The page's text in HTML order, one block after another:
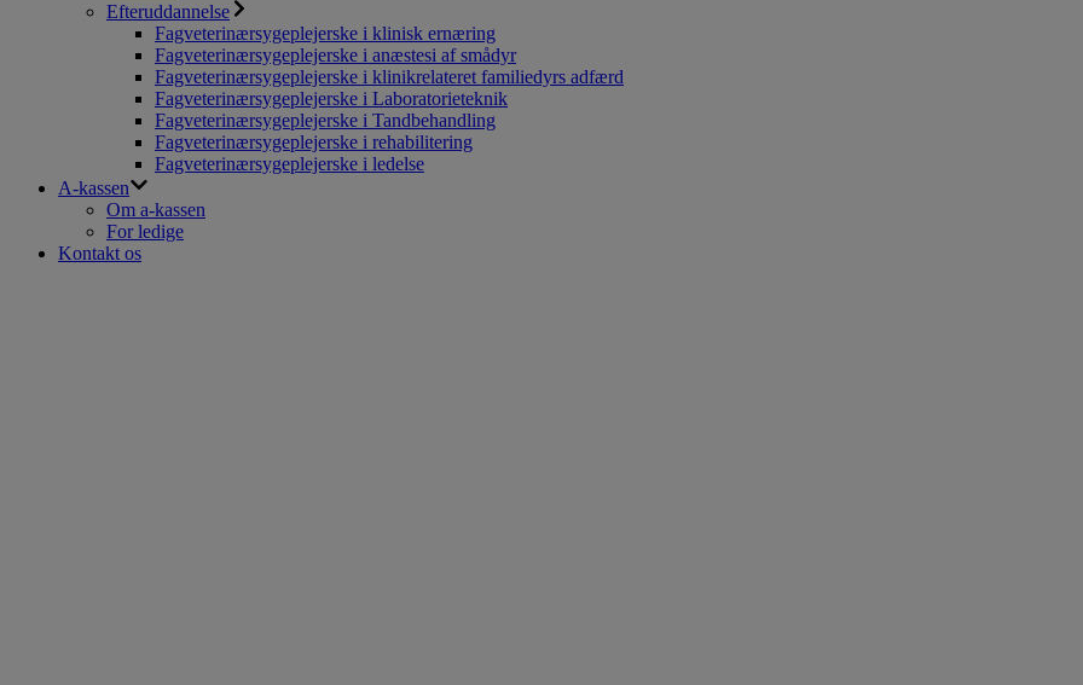
Efteruddannelse
Fagveterinærsygeplejerske i klinisk ernæring
Fagveterinærsygeplejerske i anæstesi af smådyr
Fagveterinærsygeplejerske i klinikrelateret familiedyrs adfærd
Fagveterinærsygeplejerske i Laboratorieteknik
Fagveterinærsygeplejerske i Tandbehandling
Fagveterinærsygeplejerske i rehabilitering
Fagveterinærsygeplejerske i ledelse
A-kassen
Om a-kassen
For ledige
Kontakt os